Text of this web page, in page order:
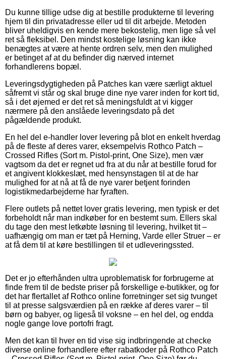
Du kunne tillige udse dig at bestille produkterne til levering
hjem til din privatadresse eller ud til dit arbejde. Metoden
bliver uheldigvis en kende mere bekostelig, men lige så vel
ret så fleksibel. Den mindst kostelige løsning kan ikke
benægtes at være at hente ordren selv, men den mulighed
er betinget af at du befinder dig nærved internet
forhandlerens bopæl.
Leveringsdygtigheden på Patches kan være særligt aktuel
såfremt vi står og skal bruge dine nye varer inden for kort tid,
så i det øjemed er det ret så meningsfuldt at vi kigger
nærmere på den anslåede leveringsdato på det
pågældende produkt.
En hel del e-handler lover levering på blot en enkelt hverdag
på de fleste af deres varer, eksempelvis Rothco Patch –
Crossed Rifles (Sort m. Pistol-print, One Size), men vær
vagtsom da det er regnet ud fra at du når at bestille forud for
et angivent klokkeslæt, med hensynstagen til at de har
mulighed for at nå at få de nye varer betjent forinden
logistikmedarbejderne har fyraften.
Flere outlets på nettet lover gratis levering, men typisk er det
forbeholdt når man indkøber for en bestemt sum. Ellers skal
du tage den mest letkøbte løsning til levering, hvilket tit –
uafhængig om man er tæt på Herning, Varde eller Struer – er
at få dem til at køre bestillingen til et udleveringssted.
Det er jo efterhånden ultra uproblematisk for forbrugerne at
finde frem til de bedste priser på forskellige e-butikker, og for
det har flertallet af Rothco online forretninger set sig tvunget
til at presse salgsværdien på en række af deres varer – til
børn og babyer, og ligeså til voksne – en hel del, og endda
nogle gange love portofri fragt.
Men det kan til hver en tid vise sig indbringende at checke
diverse online forhandlere efter rabatkoder på Rothco Patch